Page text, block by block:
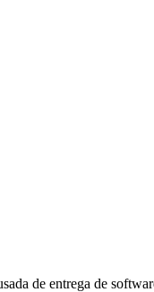
de entrega de